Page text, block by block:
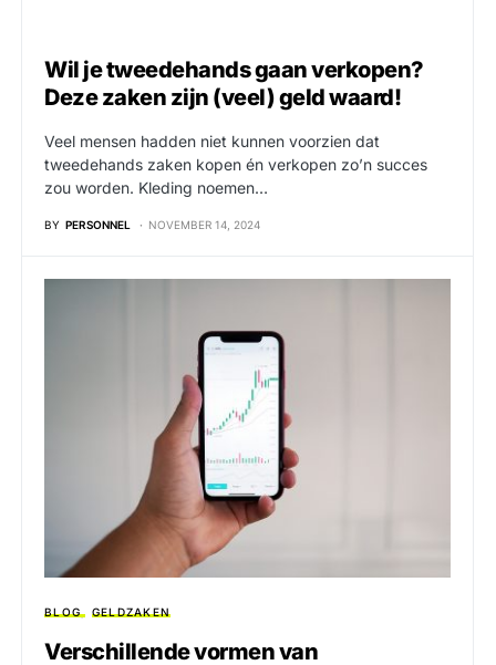
Wil je tweedehands gaan verkopen?
Deze zaken zijn (veel) geld waard!
Veel mensen hadden niet kunnen voorzien dat
tweedehands zaken kopen én verkopen zo’n succes
zou worden. Kleding noemen…
BY PERSONNEL NOVEMBER 14, 2024
BLOG GELDZAKEN
Verschillende vormen van